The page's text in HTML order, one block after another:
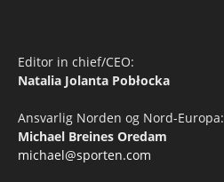
Editor in chief/CEO:
Natalia Jolanta Pobłocka
Ansvarlig Norden og Nord-Europa:
Michael Breines Oredam
michael@sporten.com